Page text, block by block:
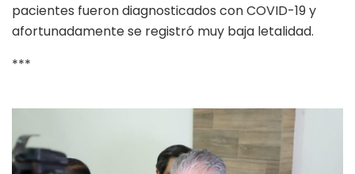
pacientes fueron diagnosticados con COVID-19 y
afortunadamente se registró muy baja letalidad.
***